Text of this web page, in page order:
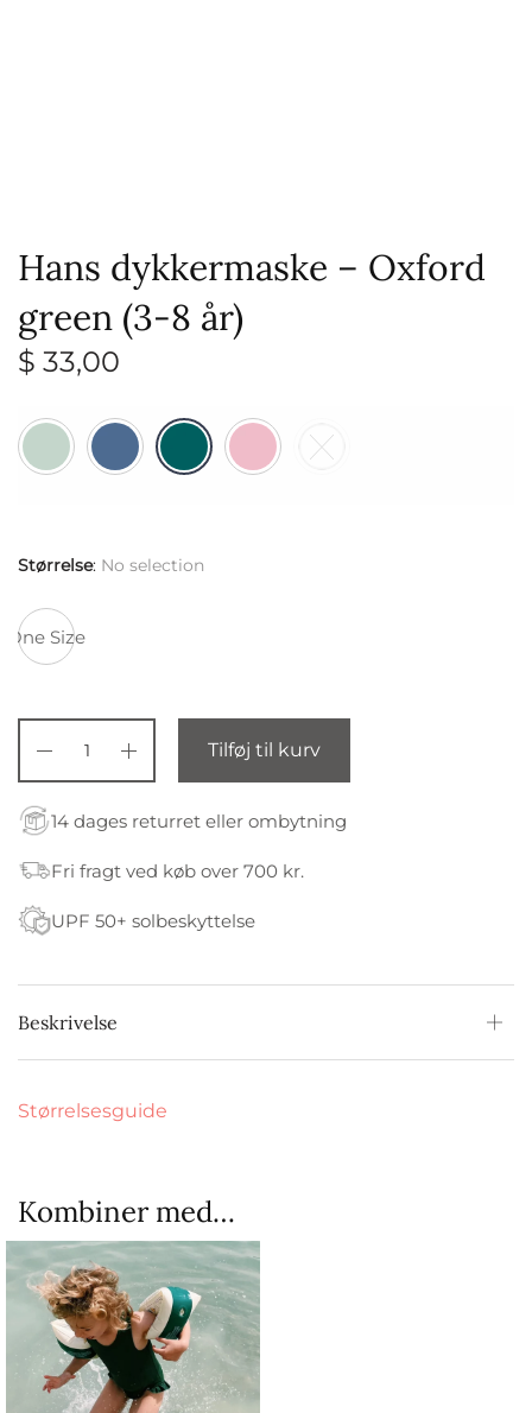
Hans dykkermaske – Oxford
green (3-8 år)
$ 33,00
Størrelse: No selection
One Size
Tilføj til kurv
14 dages returret eller ombytning
Fri fragt ved køb over 700 kr.
UPF 50+ solbeskyttelse
Beskrivelse
Størrelsesguide
Kombiner med…